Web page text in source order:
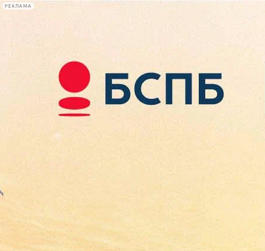
РЕКЛАМА
Сегодня:
2026.08.08
19:58
Афиша Plus